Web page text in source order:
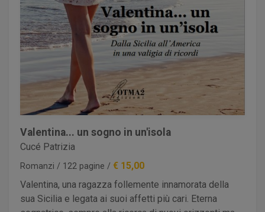
Valentina... un sogno in un'isola
Cucé Patrizia
Romanzi / 122 pagine /€ 15,00
Valentina, una ragazza follemente innamorata della
sua Sicilia e legata ai suoi affetti più cari. Eterna